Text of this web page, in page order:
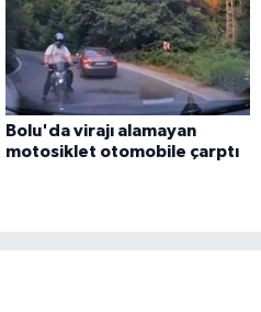
Bolu'da virajı alamayan
motosiklet otomobile çarptı